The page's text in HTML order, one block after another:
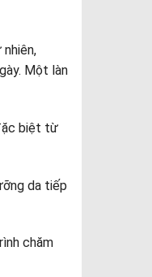
Một làn
biệt từ
da tiếp
chăm